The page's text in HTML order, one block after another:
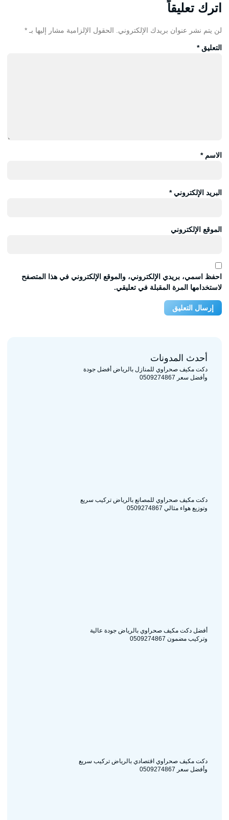
اترك تعليقاً
لن يتم نشر عنوان بريدك الإلكتروني. الحقول الإلزامية مشار إليها بـ *
التعليق*
الاسم*
البريد الإلكتروني*
الموقع الإلكتروني
احفظ اسمي، بريدي الإلكتروني، والموقع الإلكتروني في هذا المتصفح
لاستخدامها المرة المقبلة في تعليقي.
أحدث المدونات
دكت مكيف صحراوي للمنازل بالرياض أفضل جودة
وأفضل سعر 0509274867
دكت مكيف صحراوي للمصانع بالرياض تركيب سريع
وتوزيع هواء مثالي 0509274867
أفضل دكت مكيف صحراوي بالرياض جودة عالية
وتركيب مضمون 0509274867
دكت مكيف صحراوي اقتصادي بالرياض تركيب سريع
وأفضل سعر 0509274867